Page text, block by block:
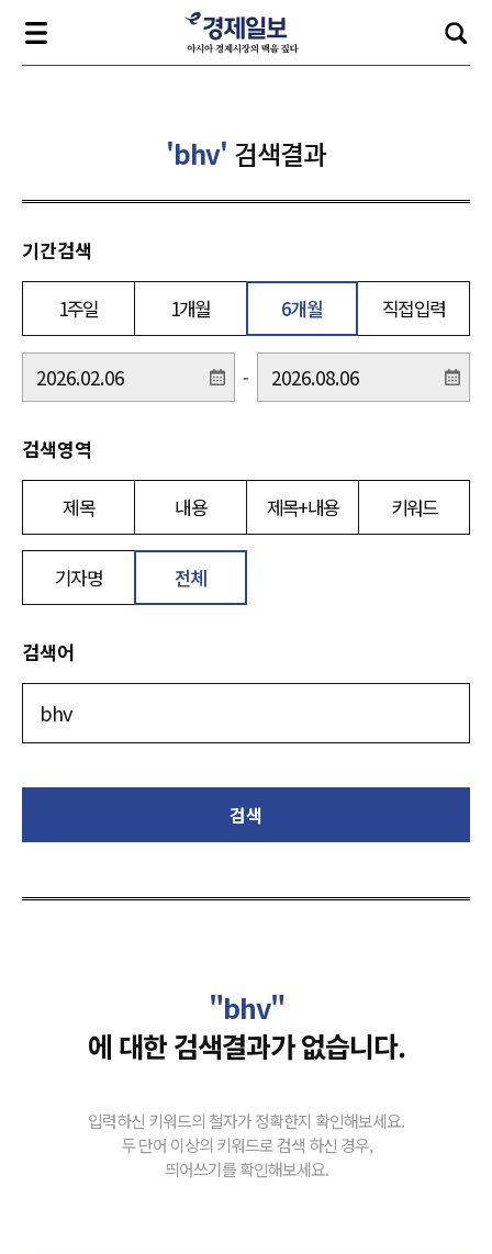
'bhv' 검색결과
기간검색
1주일 1개월 6개월 직접입력
-
검색영역
제목 내용 제목+내용 키워드
기자명 전체
검색어
검색
"bhv"
에 대한 검색결과가 없습니다.
입력하신 키워드의 철자가 정확한지 확인해보세요.
두 단어 이상의 키워드로 검색 하신 경우,
띄어쓰기를 확인해보세요.